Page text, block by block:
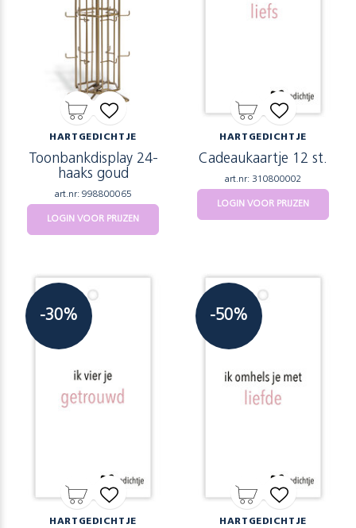
HARTGEDICHTJE
Toonbankdisplay 24-
haaks goud
art.nr: 998800065
LOGIN VOOR PRIJZEN
HARTGEDICHTJE
Cadeaukaartje 12 st.
art.nr: 310800002
LOGIN VOOR PRIJZEN
-30%
HARTGEDICHTJE
-50%
HARTGEDICHTJE